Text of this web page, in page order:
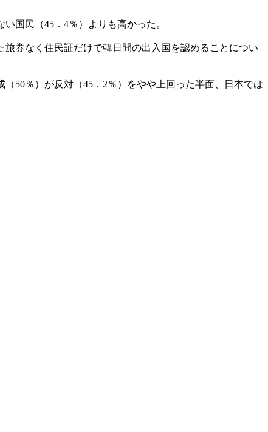
国民（45．4％）よりも高かった。
券なく住民証だけで韓日間の出入国を認めることについ
50％）が反対（45．2％）をやや上回った半面、日本では